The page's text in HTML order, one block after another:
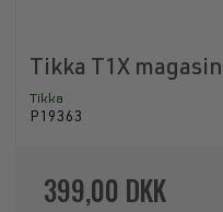
Tikka T1X
Tikka
P19363
399,00 DKK